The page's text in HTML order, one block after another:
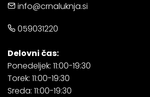
info@crnaluknja.si
059031220
Delovni čas:
Ponedeljek: 11:00-19:30
Torek: 11:00-19:30
Sreda: 11:00-19:30